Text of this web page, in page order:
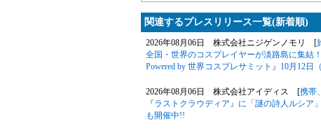
関連するプレスリリース一覧(新着順)
2026年08月06日 株式会社ニジゲンノモリ [
全国・世界のコスプレイヤーが淡路島に集結
Powered by 世界コスプレサミット』10月12日
2026年08月06日 株式会社アイディス [携帯
『ラストクラウディア』に「謎の詩人ルシア
も開催中!!